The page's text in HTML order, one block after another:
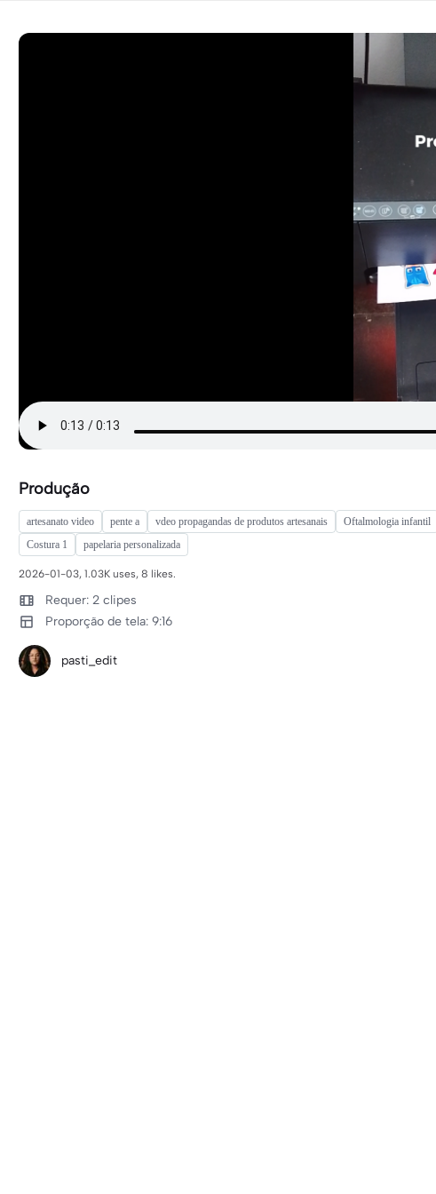
Produção
artesanato video pente a vdeo propagandas de produtos artesanais Oftalmologia infantil
Costura 1
papelaria personalizada
2026-01-03, 1.03K uses, 8 likes.
Requer: 2 clipes
Proporção de tela: 9:16
pasti_edit